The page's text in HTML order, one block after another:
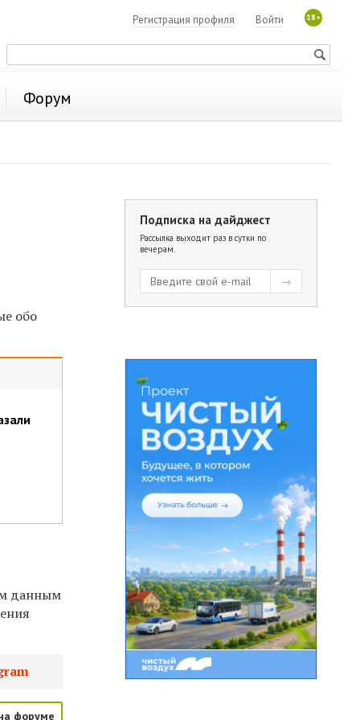
18+
Войти
Регистрация профиля
Форум
обо
данным
форуме
Подписка на дайджест
Рассылка выходит раз в сутки по
вечерам.